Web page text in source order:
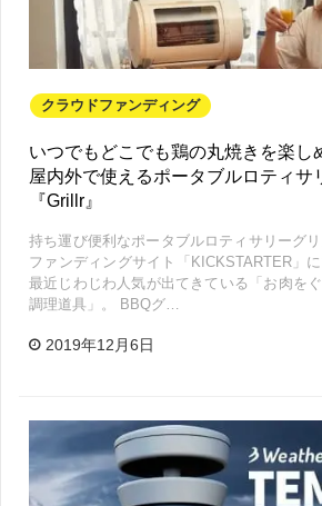
クラウドファンディング
いつでもどこでも鶏の丸焼きを楽し
屋内外で使えるポータブルロティサ
『Grillr』
持ち運び便利なポータブルロティサリーグ
ファンディングサイト「KICKSTARTER」
最近じわじわ人気が出てきている「お肉を
調理道具」。 BBQグ…
2019年12月6日